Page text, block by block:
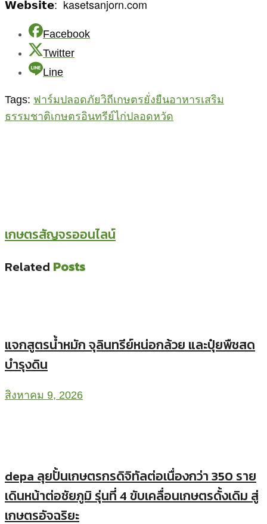
𝗪𝗲𝗯𝘀𝗶𝘁𝗲: kasetsanjorn.com
Facebook
Twitter
Line
Tags: ฟาร์มปลอดภัยวิถีเกษตรยั่งยืนอาหารเสริม
ธรรมชาติเกษตรอินทรีย์ไก่ปลอดหวัด
เกษตรสัญจรออนไลน์
Related Posts
แจกสูตรน้ำหมัก จุลินทรีย์หน่อกล้วย และปุ๋ยพืชสด
บำรุงดิน
สิงหาคม 9, 2026
depa ลุยปั้นเกษตรกรดิจิทัลต่อเนื่องกว่า 350 ราย
เดินหน้าต่อชัยภูมิ รุ่นที่ 4 ขับเคลื่อนเกษตรดั้งเดิม สู่
เกษตรอัจฉริยะ